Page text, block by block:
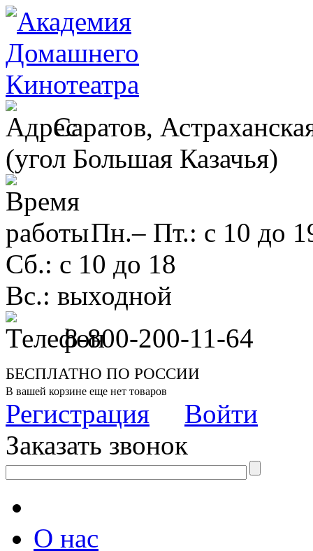
Саратов,
(угол Большая Казачья)
Пн.– Пт.: с 10 до
Сб.: с 10 до 18
Вс.: выходной
8-800-200-11-64
БЕСПЛАТНО ПО РОССИИ
В вашей корзине еще нет товаров
Регистрация
Войти
Заказать звонок
О нас